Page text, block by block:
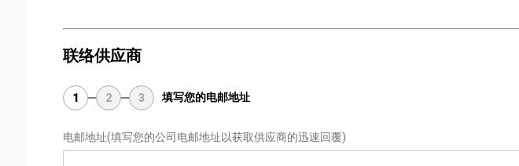
联络供应商
1 2 3 填写您的电邮地址
电邮地址(填写您的公司电邮地址以获取供应商的迅速回覆)